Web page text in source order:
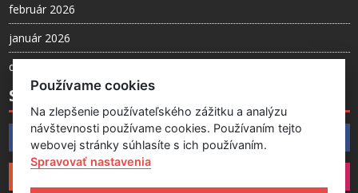
február 2026
január 2026
december 2025
SLEDUJTE NÁS
Facebook
Používame cookies
Na zlepšenie používateľského zážitku a analýzu
návštevnosti používame cookies. Používaním tejto
webovej stránky súhlasíte s ich používaním.
Spravovať nastavenia